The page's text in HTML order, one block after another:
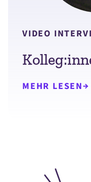
VIDEO
MEHR LESEN